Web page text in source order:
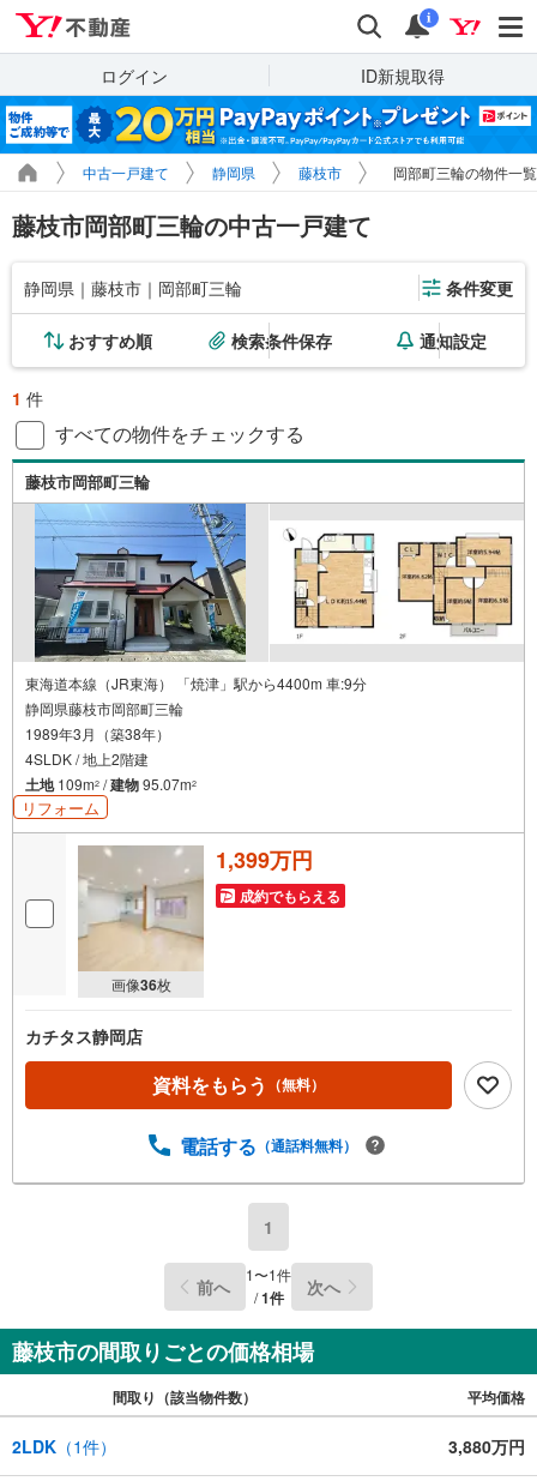
検索 通知
i
ログイン ID新規取得
中古一戸建て 静岡県 藤枝市 岡部町三輪の物件一覧
藤枝市岡部町三輪の中古一戸建て
静岡県｜藤枝市｜岡部町三輪 条件変更
おすすめ順 検索条件保存 通知設定
1 件
すべての物件をチェックする
藤枝市岡部町三輪
東海道本線（JR東海） 「焼津」駅から4400m 車:9分
静岡県藤枝市岡部町三輪
1989年3月（築38年）
4SLDK / 地上2階建
土地109m2 /建物95.07m2
リフォーム
画像36枚
1,399万円
成約でもらえる
カチタス静岡店
資料をもらう （無料）
電話する （通話料無料）
1
前へ 1〜1件
/1件 次へ
藤枝市の間取りごとの価格相場
間取り（該当物件数） 平均価格
2LDK （1件） 3,880万円